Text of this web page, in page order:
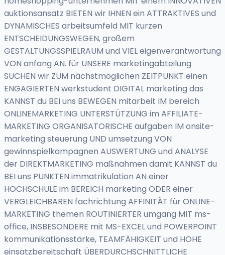
auktionsansatz BIETEN wir IHNEN ein ATTRAKTIVES und
DYNAMISCHES arbeitsumfeld MIT kurzen
ENTSCHEIDUNGSWEGEN, großem
GESTALTUNGSSPIELRAUM und VIEL eigenverantwortung
VON anfang AN. für UNSERE marketingabteilung
SUCHEN wir ZUM nächstmöglichen ZEITPUNKT einen
ENGAGIERTEN werkstudent DIGITAL marketing das
KANNST du BEI uns BEWEGEN mitarbeit IM bereich
ONLINEMARKETING UNTERSTÜTZUNG im AFFILIATE-
MARKETING ORGANISATORISCHE aufgaben IM onsite-
marketing steuerung UND umsetzung VON
gewinnspielkampagnen AUSWERTUNG und ANALYSE
der DIREKTMARKETING maßnahmen damit KANNST du
BEI uns PUNKTEN immatrikulation AN einer
HOCHSCHULE im BEREICH marketing ODER einer
VERGLEICHBAREN fachrichtung AFFINITÄT für ONLINE-
MARKETING themen ROUTINIERTER umgang MIT ms-
office, INSBESONDERE mit MS-EXCEL und POWERPOINT
kommunikationsstärke, TEAMFÄHIGKEIT und HOHE
einsatzbereitschaft ÜBERDURCHSCHNITTLICHE